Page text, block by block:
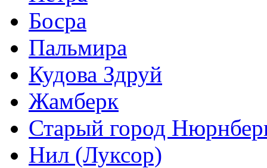
Босра
Пальмира
Кудова Здруй
Жамберк
Старый город
Нил (Луксор)